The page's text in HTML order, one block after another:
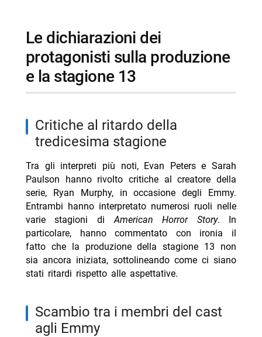
le dichiarazioni dei
protagonisti sulla produzione
e la stagione 13
critiche al ritardo della
tredicesima stagione
Tra gli interpreti più noti, Evan Peters e Sarah
Paulson hanno rivolto critiche al creatore della
serie, Ryan Murphy, in occasione degli Emmy.
Entrambi hanno interpretato numerosi ruoli nelle
varie stagioni di American Horror Story. In
particolare, hanno commentato con ironia il
fatto che la produzione della stagione 13 non
sia ancora iniziata, sottolineando come ci siano
stati ritardi rispetto alle aspettative.
scambio tra i membri del cast
agli Emmy